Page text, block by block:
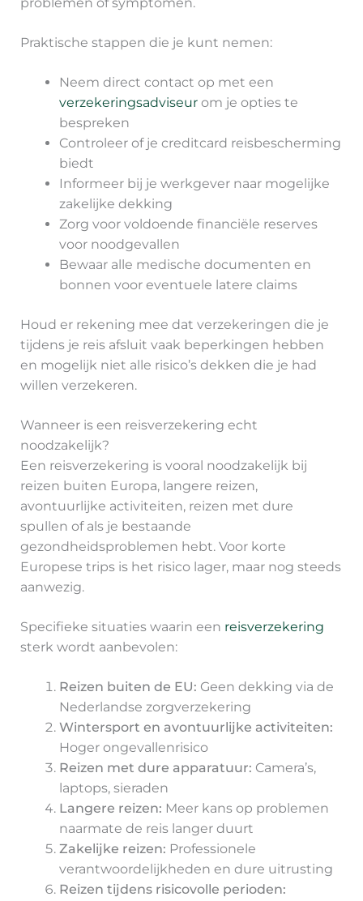
Praktische stappen die je kunt nemen:
Neem direct contact op met een
verzekeringsadviseurom je opties te
bespreken
Controleer of je creditcard reisbescherming
biedt
Informeer bij je werkgever naar mogelijke
zakelijke dekking
Zorg voor voldoende financiële reserves
voor noodgevallen
Bewaar alle medische documenten en
bonnen voor eventuele latere claims
Houd er rekening mee dat verzekeringen die je
tijdens je reis afsluit vaak beperkingen hebben
en mogelijk niet alle risico’s dekken die je had
willen verzekeren.
Wanneer is een reisverzekering echt
noodzakelijk?
Een reisverzekering is vooral noodzakelijk bij
reizen buiten Europa, langere reizen,
avontuurlijke activiteiten, reizen met dure
spullen of als je bestaande
gezondheidsproblemen hebt. Voor korte
Europese trips is het risico lager, maar nog steeds
aanwezig.
Specifieke situaties waarin een reisverzekering
sterk wordt aanbevolen:
Reizen buiten de EU: Geen dekking via de
Nederlandse zorgverzekering
Wintersport en avontuurlijke activiteiten:
Hoger ongevallenrisico
Reizen met dure apparatuur: Camera’s,
laptops, sieraden
Langere reizen: Meer kans op problemen
naarmate de reis langer duurt
Zakelijke reizen: Professionele
verantwoordelijkheden en dure uitrusting
Reizen tijdens risicovolle perioden: